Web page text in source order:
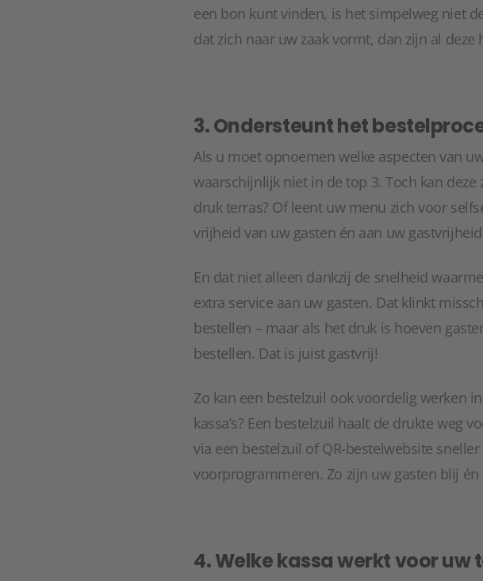
een bon kunt vinden, is het simpelweg niet
dat zich naar uw zaak vormt, dan zijn al
3. Ondersteunt het
Als u moet opnoemen welke aspecten van
waarschijnlijk niet in de top 3. Toch kan
druk terras? Of leent uw menu zich voor
vrijheid van uw gasten én aan uw
En dat niet alleen dankzij de snelheid
extra service aan uw gasten. Dat klinkt
bestellen – maar als het druk is hoeven
bestellen. Dat is juist gastvrij!
Zo kan een bestelzuil ook voordelig werken
kassa’s? Een bestelzuil haalt de drukte weg
via een bestelzuil of QR-bestelwebsite
voorprogrammeren. Zo zijn uw gasten blij én
4. Welke kassa werkt voor uw